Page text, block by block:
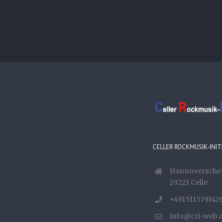
CELLER ROCKMUSIK-
Hannoversche
29221 Celle
info@cri-